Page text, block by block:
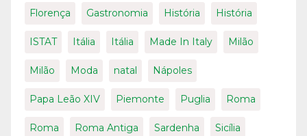
Florença Gastronomia História História
ISTAT Itália Itália Made In Italy Milão
Milão Moda natal Nápoles
Papa Leão XIV Piemonte Puglia Roma
Roma Roma Antiga Sardenha Sicília